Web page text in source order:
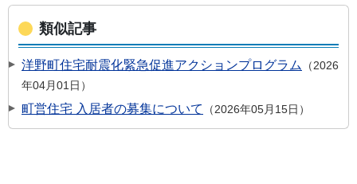
類似記事
洋野町住宅耐震化緊急促進アクションプログラム
2026
年04月01日
町営住宅 入居者の募集について 2026年05月15日